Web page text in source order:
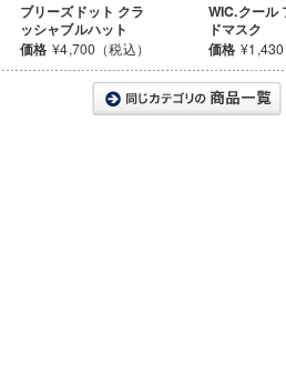
ブリーズドット クラ
ッシャブルハット
価格 ¥4,700（税込）
WIC.クール
ドマスク
価格 ¥1,430